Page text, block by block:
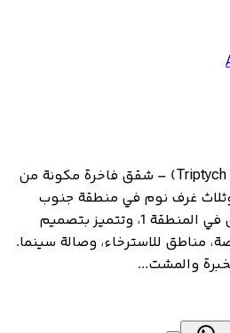
مشروع تريبتش (Triptych Bankside) – شقق فاخرة مكونة من
غرف نوم في منطقة جنوب
شرق لندن. تقع هذه الشقق في المنطقة 1، وتتميز بتصميم
مناطق للاسترخاء، وصالة سينما.
والمشت...